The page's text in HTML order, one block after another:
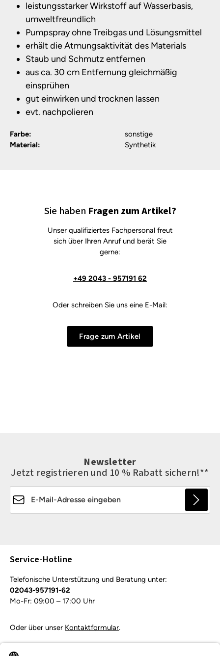
leistungsstarker Wirkstoff auf Wasserbasis,
umweltfreundlich
Pumpspray ohne Treibgas und Lösungsmittel
erhält die Atmungsaktivität des Materials
Staub und Schmutz entfernen
aus ca. 30 cm Entfernung gleichmäßig
einsprühen
gut einwirken und trocknen lassen
evt. nachpolieren
Farbe:
sonstige
Material:
Synthetik
Sie haben Fragen zum Artikel?
Unser qualifiziertes Fachpersonal freut
sich über Ihren Anruf und berät Sie
gerne:
+49 2043 - 957191 62
Oder schreiben Sie uns eine E-Mail:
Frage zum Artikel
Newsletter
Jetzt registrieren und 10 % Rabatt sichern!**
Service-Hotline
Telefonische Unterstützung und Beratung unter:
02043-957191-62
Mo-Fr: 09:00 – 17:00 Uhr
Oder über unser Kontaktformular.